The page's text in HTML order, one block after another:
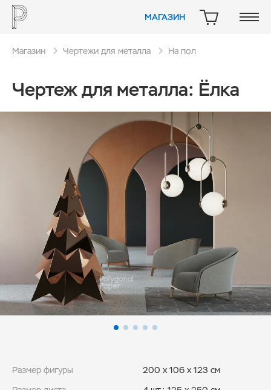
МАГАЗИН КОРЗИНА
Магазин Чертежи для металла На пол
Чертеж для металла: Ёлка
Размер фигуры
200 x 106 x 123 см